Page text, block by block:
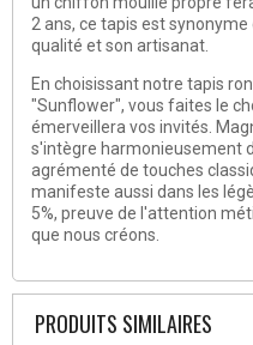
2 ans, ce tapis est
qualité et son artisanat.
En choisissant notre tapis
"Sunflower", vous faites le
émerveillera vos invités.
s'intègre harmonieusement
agrémenté de touches
manifeste aussi dans les
5%, preuve de l'attention
que nous créons.
PRODUITS SIMILAIRES